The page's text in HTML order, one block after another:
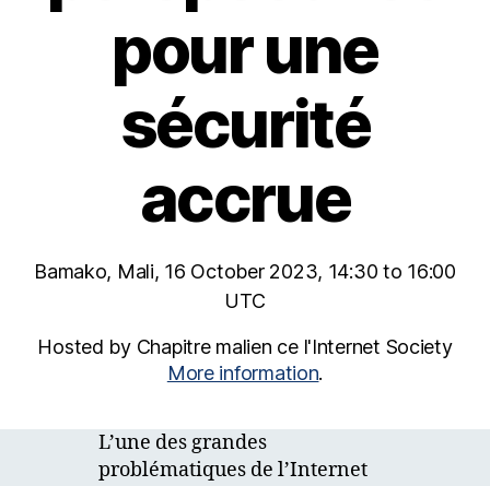
pour une
sécurité
accrue
Bamako, Mali, 16 October 2023, 14:30 to 16:00
UTC
Hosted by Chapitre malien ce l'Internet Society
More information.
L’une des grandes
problématiques de l’Internet